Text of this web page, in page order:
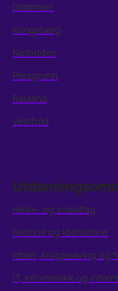
Drammen
Kongsberg
Notodden
Porsgrunn
Rauland
Vestfold
Helse- og sosialfag
Historie og idéhistorie
Idrett, kroppsøving og
IT, informatikk og